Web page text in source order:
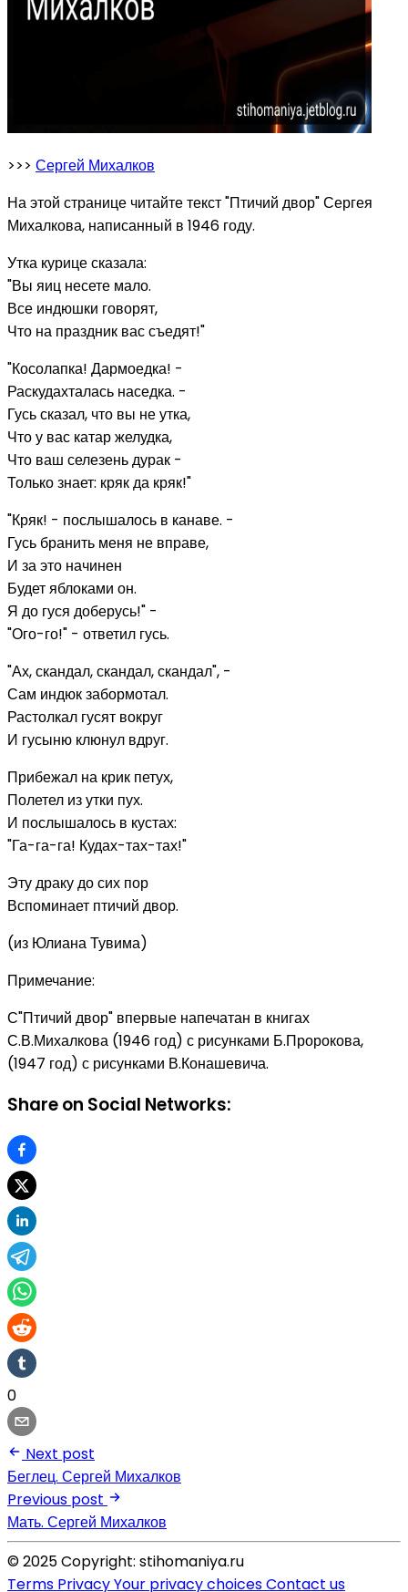
>>> Сергей Михалков
На этой странице читайте текст "Птичий двор" Сергея
Михалкова, написанный в 1946 году.
Утка курице сказала:
"Вы яиц несете мало.
Все индюшки говорят,
Что на праздник вас съедят!"
"Косолапка! Дармоедка! -
Раскудахталась наседка. -
Гусь сказал, что вы не утка,
Что у вас катар желудка,
Что ваш селезень дурак -
Только знает: кряк да кряк!"
"Кряк! - послышалось в канаве. -
Гусь бранить меня не вправе,
И за это начинен
Будет яблоками он.
Я до гуся доберусь!" -
"Ого-го!" - ответил гусь.
"Ах, скандал, скандал, скандал", -
Сам индюк забормотал.
Растолкал гусят вокруг
И гусыню клюнул вдруг.
Прибежал на крик петух,
Полетел из утки пух.
И послышалось в кустах:
"Га-га-га! Кудах-тах-тах!"
Эту драку до сих пор
Вспоминает птичий двор.
(из Юлиана Тувима)
Примечание:
С"Птичий двор" впервые напечатан в книгах
С.В.Михалкова (1946 год) с рисунками Б.Пророкова,
(1947 год) с рисунками В.Конашевича.
Share on Social Networks:
0
Next post
Беглец. Сергей Михалков
Previous post
Мать. Сергей Михалков
© 2025 Copyright: stihomaniya.ru
Terms PrivacyYour privacy choicesContact us